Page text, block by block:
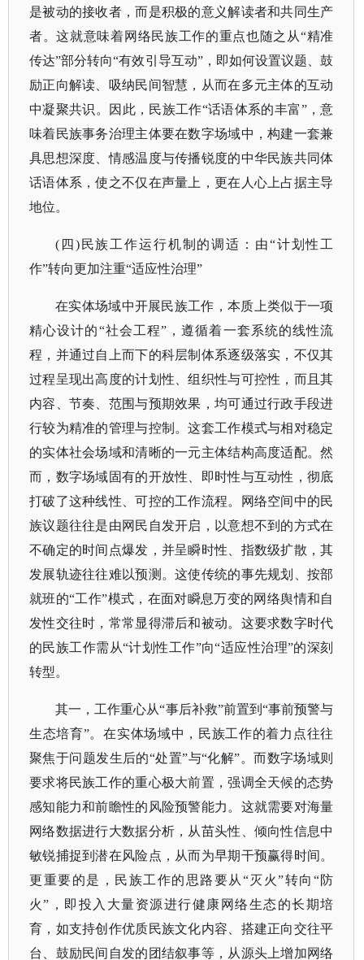
是被动的接收者，而是积极的意义解读者和共同生产
者。这就意味着网络民族工作的重点也随之从“精准
传达”部分转向“有效引导互动”，即如何设置议题、鼓
励正向解读、吸纳民间智慧，从而在多元主体的互动
中凝聚共识。因此，民族工作“话语体系的丰富”，意
味着民族事务治理主体要在数字场域中，构建一套兼
具思想深度、情感温度与传播锐度的中华民族共同体
话语体系，使之不仅在声量上，更在人心上占据主导
地位。
(四)民族工作运行机制的调适：由“计划性工
作”转向更加注重“适应性治理”
在实体场域中开展民族工作，本质上类似于一项
精心设计的“社会工程”，遵循着一套系统的线性流
程，并通过自上而下的科层制体系逐级落实，不仅其
过程呈现出高度的计划性、组织性与可控性，而且其
内容、节奏、范围与预期效果，均可通过行政手段进
行较为精准的管理与控制。这套工作模式与相对稳定
的实体社会场域和清晰的一元主体结构高度适配。然
而，数字场域固有的开放性、即时性与互动性，彻底
打破了这种线性、可控的工作流程。网络空间中的民
族议题往往是由网民自发开启，以意想不到的方式在
不确定的时间点爆发，并呈瞬时性、指数级扩散，其
发展轨迹往往难以预测。这使传统的事先规划、按部
就班的“工作”模式，在面对瞬息万变的网络舆情和自
发性交往时，常常显得滞后和被动。这要求数字时代
的民族工作需从“计划性工作”向“适应性治理”的深刻
转型。
其一，工作重心从“事后补救”前置到“事前预警与
生态培育”。在实体场域中，民族工作的着力点往往
聚焦于问题发生后的“处置”与“化解”。而数字场域则
要求将民族工作的重心极大前置，强调全天候的态势
感知能力和前瞻性的风险预警能力。这就需要对海量
网络数据进行大数据分析，从苗头性、倾向性信息中
敏锐捕捉到潜在风险点，从而为早期干预赢得时间。
更重要的是，民族工作的思路要从“灭火”转向“防
火”，即投入大量资源进行健康网络生态的长期培
育，如支持创作优质民族文化内容、搭建正向交往平
台、鼓励民间自发的团结叙事等，从源头上增加网络